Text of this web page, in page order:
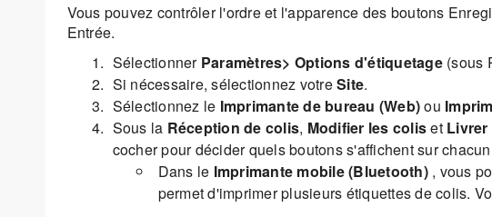
Vous pouvez contrôler l'ordre et l'apparence des boutons
Entrée.
Sélectionner Paramètres> Options d'étiquetage(sous
Si nécessaire, sélectionnez votreSite.
Sélectionnez le Imprimante de bureau (Web)ou
Sous la Réception de colis, Modifier les coliset
cocher pour décider quels boutons s'affichent sur
Dans le Imprimante mobile (Bluetooth), vous
permet d'imprimer plusieurs étiquettes de colis.